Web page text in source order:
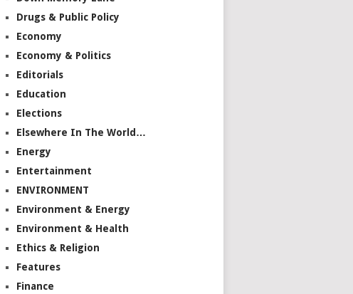
Drugs & Public Policy
Economy
Economy & Politics
Editorials
Education
Elections
Elsewhere In The World…
Energy
Entertainment
ENVIRONMENT
Environment & Energy
Environment & Health
Ethics & Religion
Features
Finance